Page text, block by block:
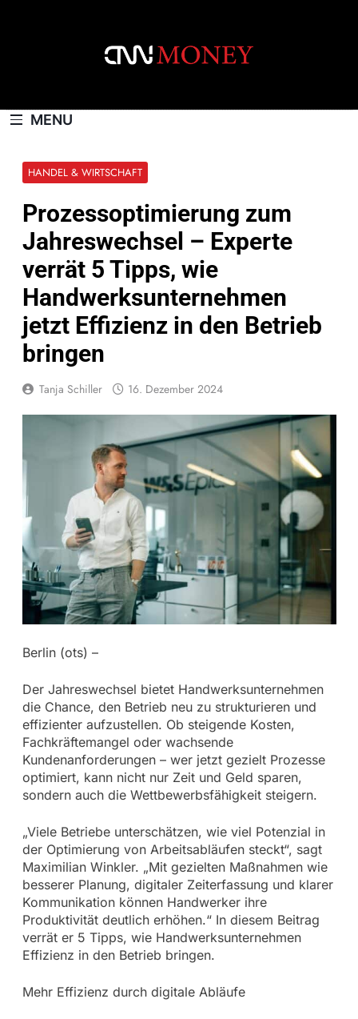
MENU
HANDEL & WIRTSCHAFT
Prozessoptimierung zum
Jahreswechsel – Experte
verrät 5 Tipps, wie
Handwerksunternehmen
jetzt Effizienz in den Betrieb
bringen
Tanja Schiller 16. Dezember 2024
Berlin (ots) –
Der Jahreswechsel bietet Handwerksunternehmen
die Chance, den Betrieb neu zu strukturieren und
effizienter aufzustellen. Ob steigende Kosten,
Fachkräftemangel oder wachsende
Kundenanforderungen – wer jetzt gezielt Prozesse
optimiert, kann nicht nur Zeit und Geld sparen,
sondern auch die Wettbewerbsfähigkeit steigern.
„Viele Betriebe unterschätzen, wie viel Potenzial in
der Optimierung von Arbeitsabläufen steckt“, sagt
Maximilian Winkler. „Mit gezielten Maßnahmen wie
besserer Planung, digitaler Zeiterfassung und klarer
Kommunikation können Handwerker ihre
Produktivität deutlich erhöhen.“ In diesem Beitrag
verrät er 5 Tipps, wie Handwerksunternehmen
Effizienz in den Betrieb bringen.
Mehr Effizienz durch digitale Abläufe